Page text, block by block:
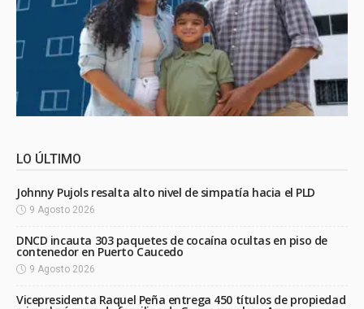
LO ÚLTIMO
Johnny Pujols resalta alto nivel de simpatía hacia el PLD
9 Agosto 2026
DNCD incauta 303 paquetes de cocaína ocultas en piso de
contenedor en Puerto Caucedo
9 Agosto 2026
Vicepresidenta Raquel Peña entrega 450 títulos de propiedad